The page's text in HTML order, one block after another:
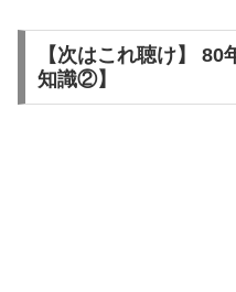
【次はこれ聴け】
知識②】